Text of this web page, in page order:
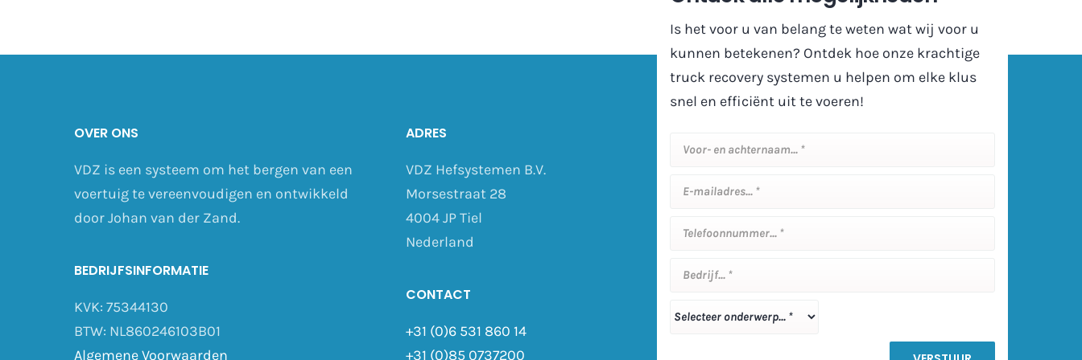
OVER ONS
VDZ is een systeem om het bergen van een
voertuig te vereenvoudigen en ontwikkeld
door Johan van der Zand.
BEDRIJFSINFORMATIE
KVK: 75344130
BTW: NL860246103B01
Algemene Voorwaarden
ADRES
VDZ Hefsystemen B.V.
Morsestraat 28
4004 JP Tiel
Nederland
CONTACT
+31 (0)6 531 860 14
+31 (0)85 0737200
Is het voor u van belang te weten wat wij voor u
kunnen betekenen? Ontdek hoe onze krachtige
truck recovery systemen u helpen om elke klus
snel en efficiënt uit te voeren!